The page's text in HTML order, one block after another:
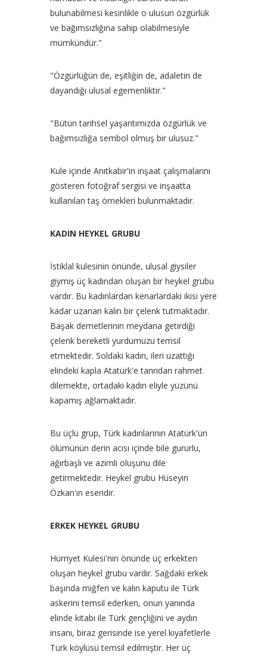
bulunabilmesi kesinlikle o ulusun özgürlük
ve bağımsızlığına sahip olabilmesiyle
mümkündür."
"Özgürlüğün de, eşitliğin de, adaletin de
dayandığı ulusal egemenliktir."
"Bütün tarihsel yaşantımızda özgürlük ve
bağımsızlığa sembol olmuş bir ulusuz."
Kule içinde Anıtkabir'in inşaat çalışmalarını
gösteren fotoğraf sergisi ve inşaatta
kullanılan taş örnekleri bulunmaktadır.
KADIN HEYKEL GRUBU
İstiklal kulesinin önünde, ulusal giysiler
giymiş üç kadından oluşan bir heykel grubu
vardır. Bu kadınlardan kenarlardaki ikisi yere
kadar uzanan kalın bir çelenk tutmaktadır.
Başak demetlerinin meydana getirdiği
çelenk bereketli yurdumuzu temsil
etmektedir. Soldaki kadın, ileri uzattığı
elindeki kapla Atatürk'e tanrıdan rahmet
dilemekte, ortadaki kadın eliyle yüzünü
kapamış ağlamaktadır.
Bu üçlü grup, Türk kadınlarının Atatürk'ün
ölümünün derin acısı içinde bile gururlu,
ağırbaşlı ve azimli oluşunu dile
getirmektedir. Heykel grubu Hüseyin
Özkan'ın eseridir.
ERKEK HEYKEL GRUBU
Hürriyet Kulesi'nin önünde üç erkekten
oluşan heykel grubu vardır. Sağdaki erkek
başında miğferi ve kalın kaputu ile Türk
askerini temsil ederken, onun yanında
elinde kitabı ile Türk gençliğini ve aydın
insanı, biraz gerisinde ise yerel kıyafetlerle
Türk köylüsü temsil edilmiştir. Her üç